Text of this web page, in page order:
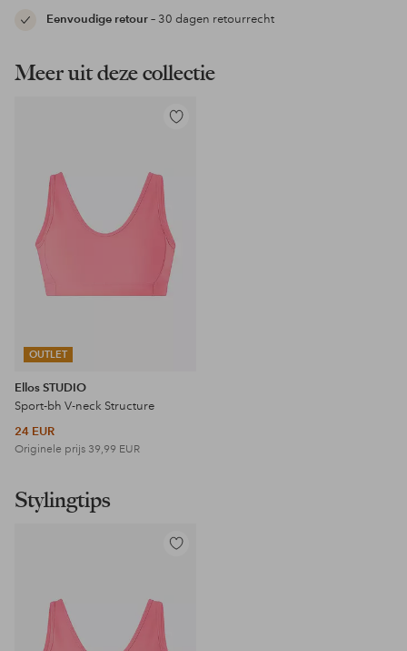
Eenvoudige retour– 30 dagen retourrecht
Meer uit deze collectie
OUTLET
Toevoegen
Ellos STUDIO
Sport-bh V-neck Structure
24 EUR
Originele prijs 39,99 EUR
Stylingtips
Toevoegen